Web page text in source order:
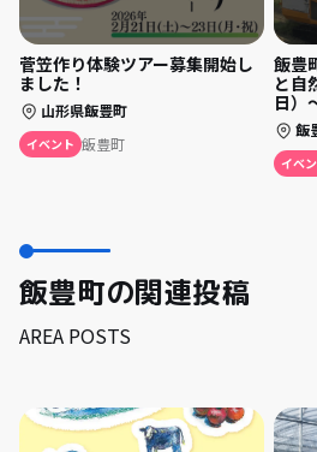
菅笠作り体験ツアー募集開始し
ました！
山形県飯豊町
イベント 飯豊町
飯豊
と自
日）
飯
イベ
飯豊町の関連投稿
AREA POSTS